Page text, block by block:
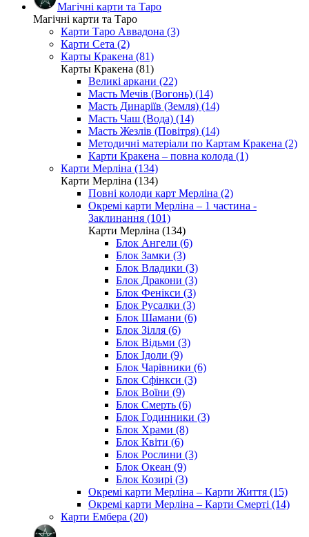
Магічні карти та Таро
Магічні карти та Таро
Карти Таро Аввадона (3)
Карти Сета (2)
Карты Кракена (81)
Карты Кракена (81)
Великі аркани (22)
Масть Мечів (Вогонь) (14)
Масть Динаріїв (Земля) (14)
Масть Чаш (Вода) (14)
Масть Жезлів (Повітря) (14)
Методичні матеріали по Картам Кракена (2)
Карти Кракена – повна колода (1)
Карти Мерліна (134)
Карти Мерліна (134)
Повні колоди карт Мерліна (2)
Окремі карти Мерліна – 1 частина -
Заклинання (101)
Карти Мерліна (134)
Блок Ангели (6)
Блок Замки (3)
Блок Владики (3)
Блок Дракони (3)
Блок Фенікси (3)
Блок Русалки (3)
Блок Шамани (6)
Блок Зілля (6)
Блок Відьми (3)
Блок Ідоли (9)
Блок Чарівники (6)
Блок Сфінкси (3)
Блок Воїни (9)
Блок Смерть (6)
Блок Годинники (3)
Блок Храми (8)
Блок Квіти (6)
Блок Рослини (3)
Блок Океан (9)
Блок Козирі (3)
Окремі карти Мерліна – Карти Життя (15)
Окремі карти Мерліна – Карти Смерті (14)
Карти Ембера (20)